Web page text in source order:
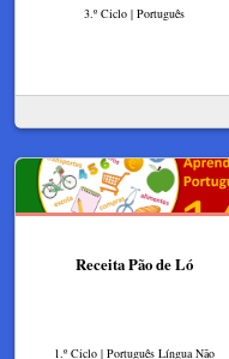
3.º Ciclo | Português
Receita Pão de Ló
1.º Ciclo | Português Língua Não